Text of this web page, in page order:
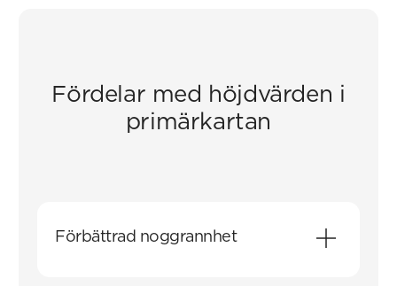
Fördelar med höjdvärden i
primärkartan
Förbättrad noggrannhet